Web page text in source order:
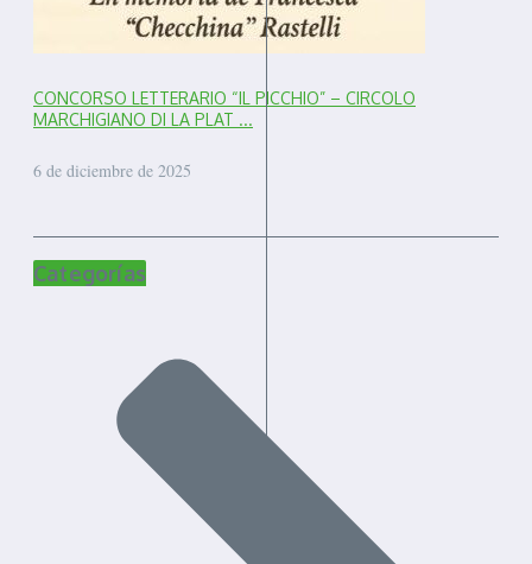
CONCORSO LETTERARIO “IL PICCHIO” – CIRCOLO
MARCHIGIANO DI LA PLAT ...
6 de diciembre de 2025
Categorías